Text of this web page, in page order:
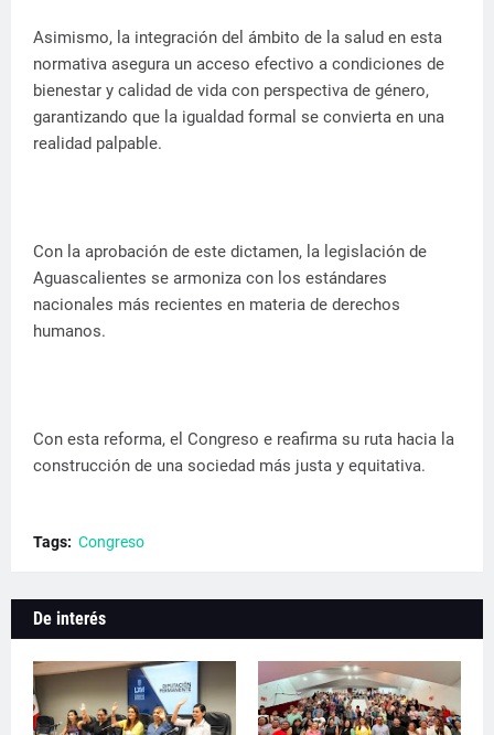
Asimismo, la integración del ámbito de la salud en esta
normativa asegura un acceso efectivo a condiciones de
bienestar y calidad de vida con perspectiva de género,
garantizando que la igualdad formal se convierta en una
realidad palpable.
Con la aprobación de este dictamen, la legislación de
Aguascalientes se armoniza con los estándares
nacionales más recientes en materia de derechos
humanos.
Con esta reforma, el Congreso e reafirma su ruta hacia la
construcción de una sociedad más justa y equitativa.
Tags: Congreso
De interés